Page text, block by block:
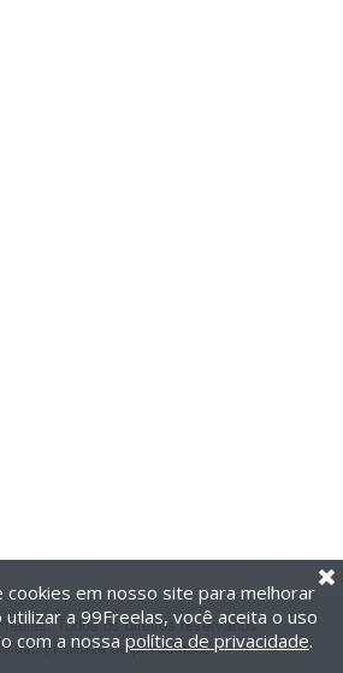
Todos os direitos reservados.
uso| Política de privacidade
cookies em nosso site para melhorar
utilizar a 99Freelas, você aceita o uso
com a nossa política de privacidade.